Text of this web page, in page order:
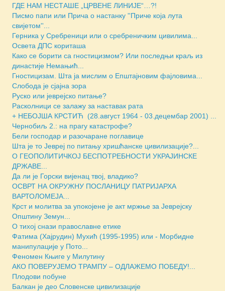
ГДЕ НАМ НЕСТАШЕ „ЦРВЕНЕ ЛИНИЈЕ“…?!
Писмо папи или Прича о настанку ''Приче која лута
свијетом''...
Герника у Сребреници или о сребреничким цивилима...
Освета ДПС кориташа
Како се борити са гностицизмом? Или последњи краљ из
династије Немањић...
Гностицизам. Шта ја мислим о Епштајновим фајловима...
Слобода је сјајна зора
Руско или јеврејско питање?
Расколници се залажу за наставак рата
+ НЕБОЈША КРСТИЋ (28.август 1964 - 03.децембар 2001) ...
Чернобиљ 2.: на прагу катастрофе?
Бели господар и разочаране поглавице
Шта је то Јевреј по питању хришћанске цивилизације?...
О ГЕОПОЛИТИЧКОЈ БЕСПОТРЕБНОСТИ УКРАЈИНСКЕ
ДРЖАВЕ...
Да ли је Горски вијенац твој, владико?
ОСВРТ НА ОКРУЖНУ ПОСЛАНИЦУ ПАТРИЈАРХА
ВАРТОЛОМЕЈА...
Крст и молитва за упокојене је акт мржње за Јеврејску
Општину Земун...
О тихој снази православне етике
Фатима (Хајрудин) Мухић (1995-1995) или - Морбидне
манипулације у Пото...
Феномен Књиге у Милутину
АКО ПОВЕРУЈЕМО ТРАМПУ – ОДЛАЖЕМО ПОБЕДУ!...
Плодови побуне
Балкан је део Словенске цивилизације